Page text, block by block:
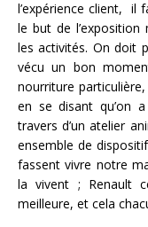
l’expérience client, il
le but de
les activités. On doit
vécu un bon
nourriture
en se disant qu’on
travers d’un atelier
ensemble de
fassent vivre notre
la vivent ; Renault
meilleure, et cela